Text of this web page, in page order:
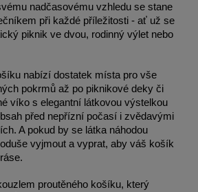
nadčasovému vzhledu se stane
při každé příležitosti - ať už se
piknik ve dvou, rodinný výlet nebo
nabízí dostatek místa pro vše
pokrmů až po piknikové deky či
víko s elegantní látkovou výstelkou
před nepřízní počasí i zvědavými
A pokud by se látka náhodou
vyjmout a vyprat, aby váš košík
proutěného košíku, který